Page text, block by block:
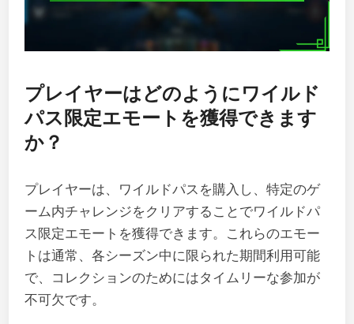
プレイヤーはどのようにワイルド
パス限定エモートを獲得できます
か？
プレイヤーは、ワイルドパスを購入し、特定のゲ
ーム内チャレンジをクリアすることでワイルドパ
ス限定エモートを獲得できます。これらのエモー
トは通常、各シーズン中に限られた期間利用可能
で、コレクションのためにはタイムリーな参加が
不可欠です。